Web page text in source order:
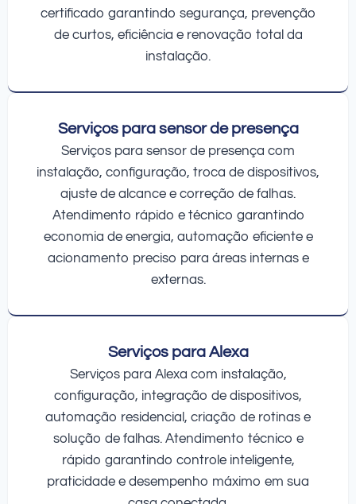
certificado garantindo segurança, prevenção
de curtos, eficiência e renovação total da
instalação.
Serviços para sensor de presença
Serviços para sensor de presença com
instalação, configuração, troca de dispositivos,
ajuste de alcance e correção de falhas.
Atendimento rápido e técnico garantindo
economia de energia, automação eficiente e
acionamento preciso para áreas internas e
externas.
Serviços para Alexa
Serviços para Alexa com instalação,
configuração, integração de dispositivos,
automação residencial, criação de rotinas e
solução de falhas. Atendimento técnico e
rápido garantindo controle inteligente,
praticidade e desempenho máximo em sua